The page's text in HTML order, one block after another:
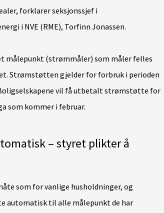
forklarer seksjonssjef i
i NVE (RME), Torfinn Jonassen.
målepunkt (strømmåler) som måler felles
Strømstøtten gjelder for forbruk i perioden
vil få utbetalt strømstøtte for
som kommer i februar.
– styret plikter å
som for vanlige husholdninger, og
automatisk til alle målepunkt de har